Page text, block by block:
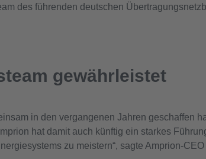
des führenden deutschen
gewährleistet
in den vergangenen Jahren geschaffen
hat damit auch künftig ein starkes
zu meistern“, sagte Amprion-CEO